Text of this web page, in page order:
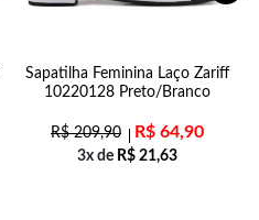
Sapatilha Feminina Laço Zariff
10220128 Preto/Branco
R$209,90 R$ 64,90
3x de R$ 21,63